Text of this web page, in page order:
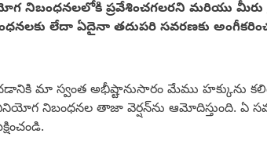
ప్రవేశించగలరని మరియు మీరు
లేదా ఏదైనా తదుపరి సవరణకు
మా స్వంత అభీష్టానుసారం మేము హక్కును
నిబంధనల తాజా వెర్షన్‌ను ఆమోదిస్తుంది.